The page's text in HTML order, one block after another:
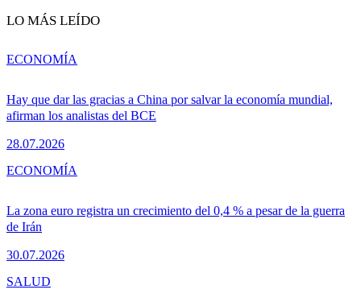
LO MÁS LEÍDO
Hay que dar las gracias a China por salvar la economía mundial,
afirman los analistas del BCE
28.07.2026
ECONOMÍA
La zona euro registra un crecimiento del 0,4 % a pesar de la guerra
de Irán
30.07.2026
ECONOMÍA
SALUD